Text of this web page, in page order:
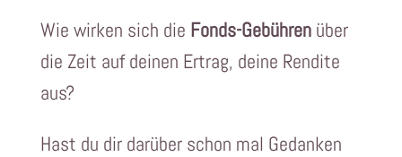
Wie wirken sich die Fonds-Gebührenüber
die Zeit auf deinen Ertrag, deine Rendite
aus?
Hast du dir darüber schon mal Gedanken